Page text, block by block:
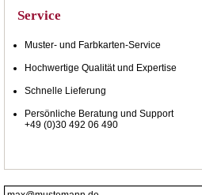
Service
Muster- und Farbkarten-Service
Hochwertige Qualität und Expertise
Schnelle Lieferung
Persönliche Beratung und Support
+49 (0)30 492 06 490